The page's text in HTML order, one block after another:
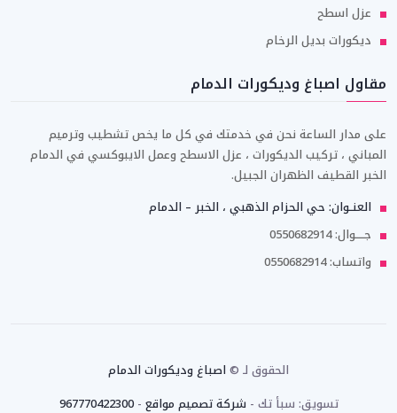
عزل اسطح
ديكورات بديل الرخام
مقاول اصباغ وديكورات الدمام
على مدار الساعة نحن في خدمتك في كل ما يخص تشطيب وترميم
المباني ، تركيب الديكورات ، عزل الاسطح وعمل الايبوكسي في الدمام
الخبر القطيف الظهران الجبيل.
العنــوان: حي الحزام الذهبي ، الخبر – الدمام
جـــــوال: 0550682914
واتساب: 0550682914
الحقوق لـ ©اصباغ وديكورات الدمام
تسويق: سبأ تك -شركة تصميم مواقع -
967770422300